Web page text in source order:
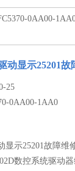
0AA00-
动显示25201故
25
0AA00-1AA0
显示25201故障维
数控系统驱动